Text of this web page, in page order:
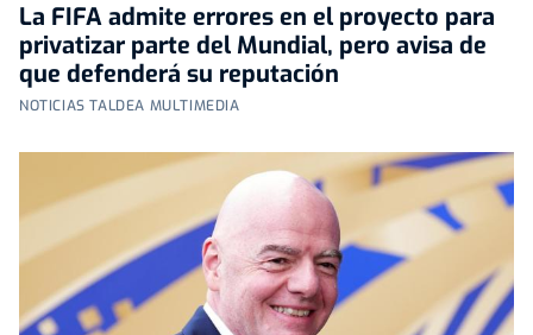
La FIFA admite errores en el proyecto para
privatizar parte del Mundial, pero avisa de
que defenderá su reputación
NOTICIAS TALDEA MULTIMEDIA